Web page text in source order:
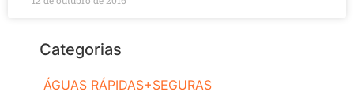
Categorias
ÁGUAS RÁPIDAS+SEGURAS